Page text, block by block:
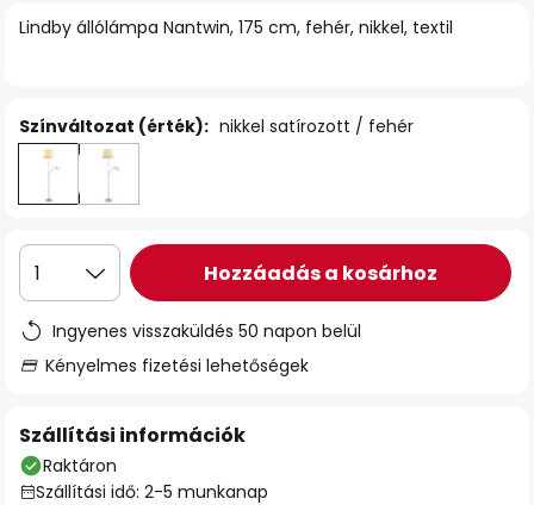
Lindby állólámpa Nantwin, 175 cm, fehér, nikkel, textil
Színváltozat (érték): nikkel satírozott / fehér
1 Hozzáadás a kosárhoz
Ingyenes visszaküldés 50 napon belül
Kényelmes fizetési lehetőségek
Szállítási információk
Raktáron
Szállítási idő: 2-5 munkanap